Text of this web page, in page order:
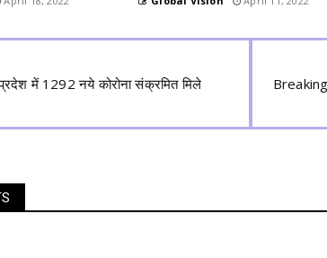
में 1292 नये कोरोना संक्रमित मिले
Breaking